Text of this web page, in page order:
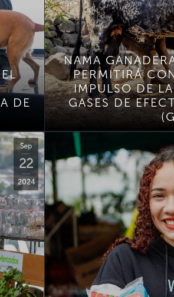
DE
NAMA
PERMITIRÁ
IMPULSO DE
GASES DE
Sep
22
2024